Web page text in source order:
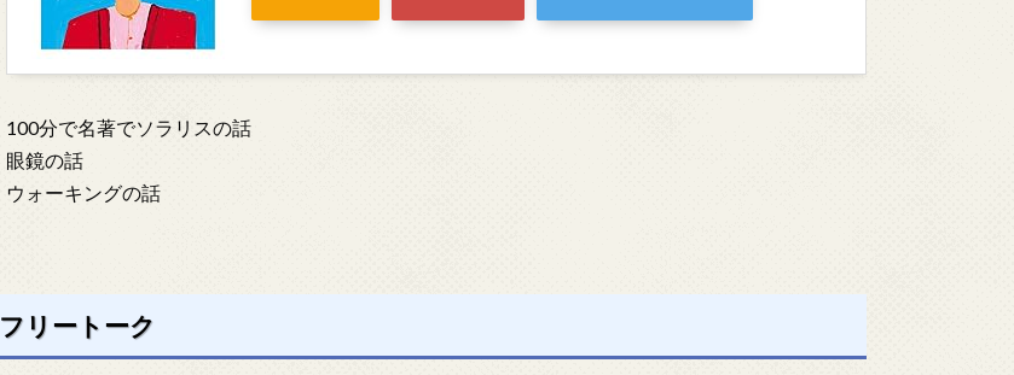
100分で名著でソラリスの話
眼鏡の話
ウォーキングの話
フリートーク